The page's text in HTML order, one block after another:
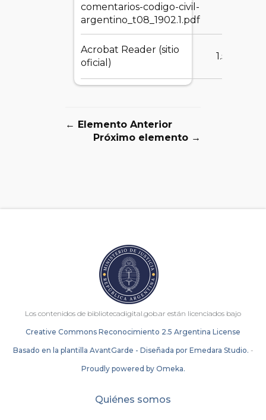
comentarios-codigo-civil-
argentino_t08_1902.1.pdf
Acrobat Reader (sitio
oficial)
1.55 MB
← Elemento Anterior
Próximo elemento →
Los contenidos de bibliotecadigital.gob.ar están licenciados bajo
Creative Commons Reconocimiento 2.5 Argentina License
Basado en la plantilla AvantGarde - Diseñada por Emedara Studio. -
Proudly powered by Omeka.
Quiénes somos